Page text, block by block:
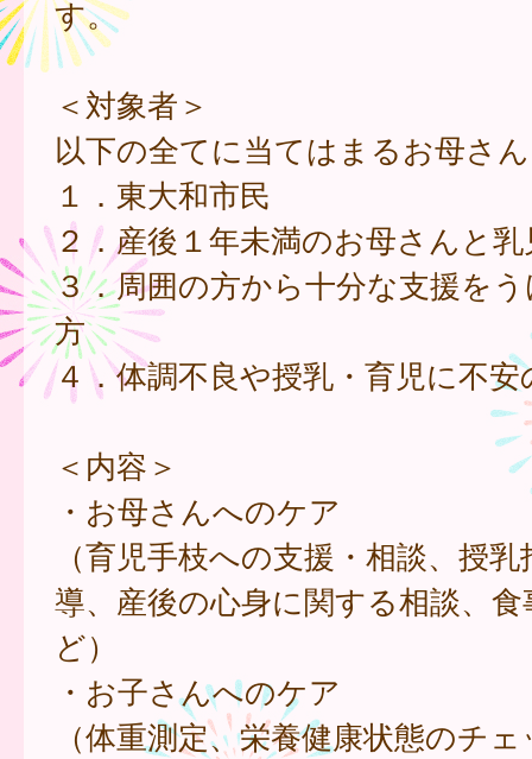
す。
＜対象者＞
以下の全てに当てはまるお母さ
１．東大和市民
２．産後１年未満のお母さんと乳
３．周囲の方から十分な支援を
方
４．体調不良や授乳・育児に不
＜内容＞
・お母さんへのケア
（育児手枝への支援・相談、授
導、産後の心身に関する相談、
ど）
・お子さんへのケア
（体重測定、栄養健康状態のチ